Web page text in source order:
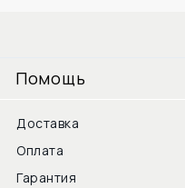
Помощь
Доставка
Оплата
Гарантия